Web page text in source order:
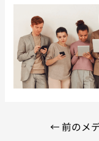
←前のメ